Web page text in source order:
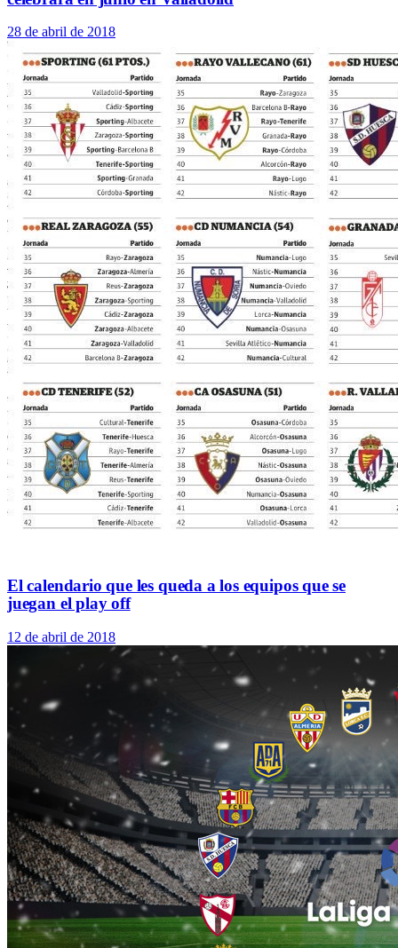
28 de abril de 2018
El calendario que les queda a los equipos que se
juegan el play off
12 de abril de 2018